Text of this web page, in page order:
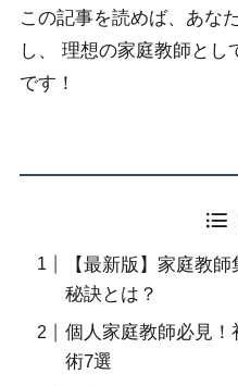
この記事を読めば、あな
し、 理想の家庭教師とし
です！
【最新版】家庭教
秘訣とは？
個人家庭教師必見
術7選